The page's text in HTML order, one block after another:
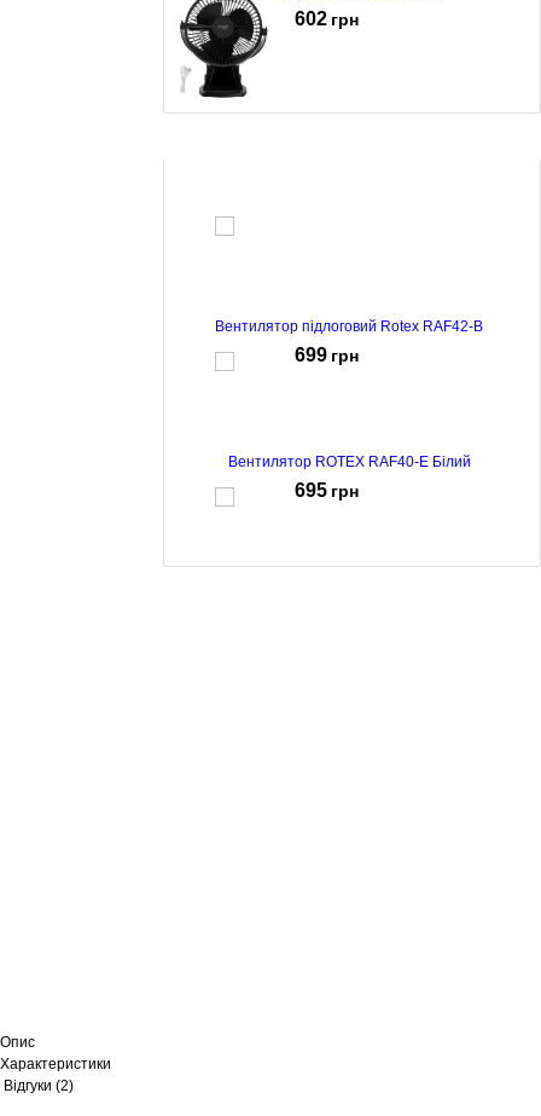
602 грн
Вентилятор підлоговий Rotex RAF42-B
699 грн
Вентилятор ROTEX RAF40-E Білий
695 грн
Опис
Характеристики
Відгуки (2)